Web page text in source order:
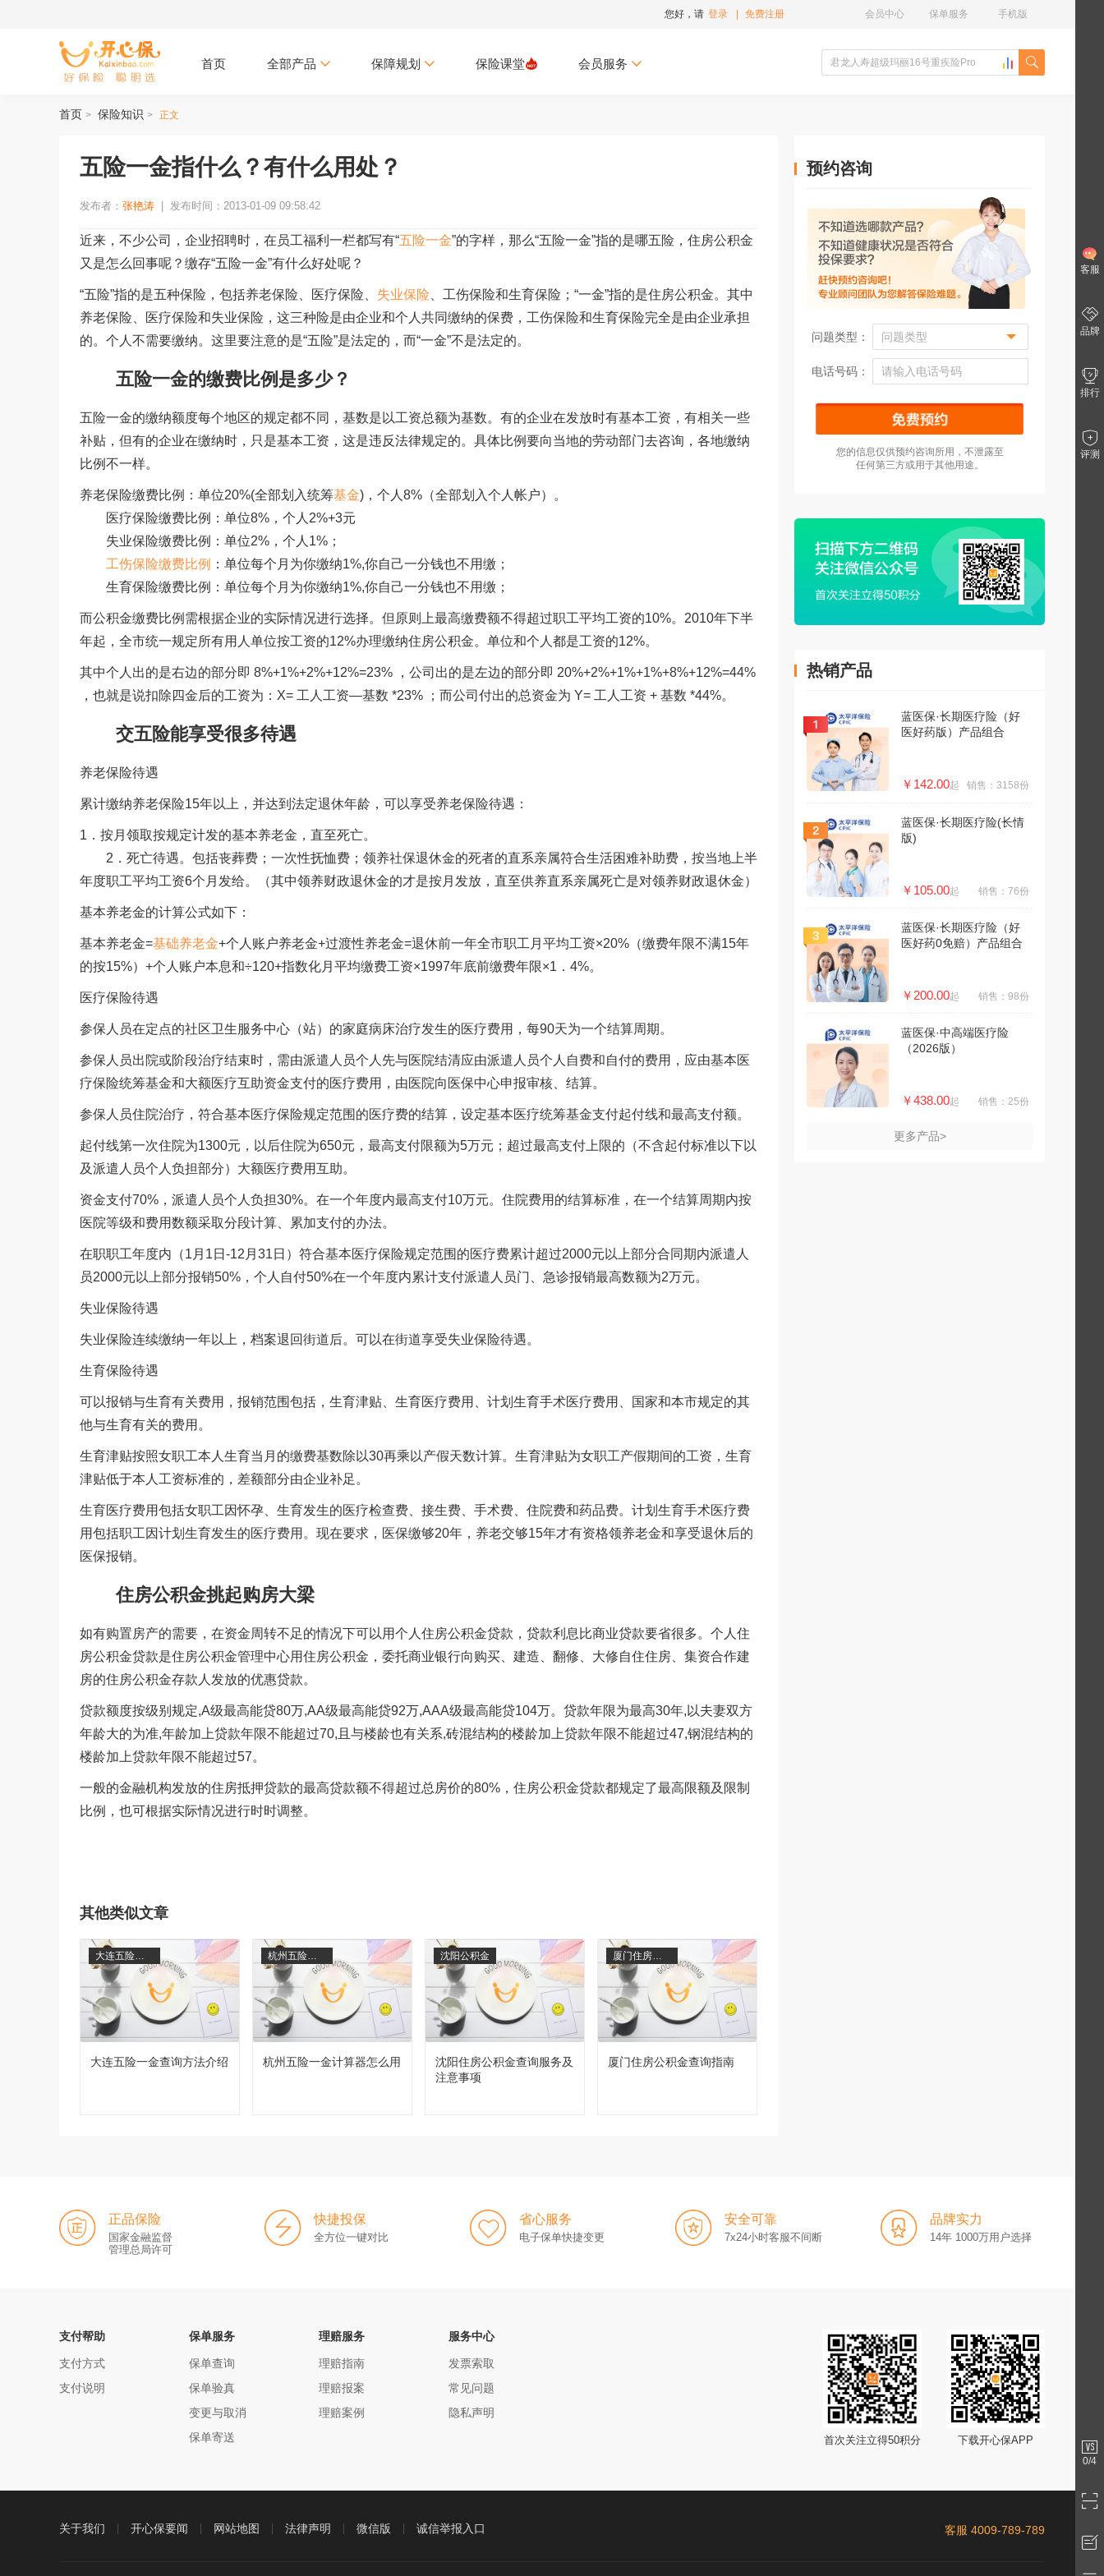
您好，请 登录 免费注册 手机版
保单服务
会员中心
首页 全部产品 保障规划 保险课堂 会员服务
首页 > 保险知识 > 正文
五险一金指什么？有什么用处？
发布者： 张艳涛 发布时间：2013-01-09 09:58:42
近来，不少公司，企业招聘时，在员工福利一栏都写有“五险一金”的字样，那么“五险一金”指的是哪五险，住房公积金
又是怎么回事呢？缴存“五险一金”有什么好处呢？
“五险”指的是五种保险，包括养老保险、医疗保险、 失业保险 、工伤保险和生育保险；“一金”指的是住房公积金。其中
养老保险、医疗保险和失业保险，这三种险是由企业和个人共同缴纳的保费，工伤保险和生育保险完全是由企业承担
的。个人不需要缴纳。这里要注意的是“五险”是法定的，而“一金”不是法定的。
五险一金的缴费比例是多少？
五险一金的缴纳额度每个地区的规定都不同，基数是以工资总额为基数。有的企业在发放时有基本工资，有相关一些
补贴，但有的企业在缴纳时，只是基本工资，这是违反法律规定的。具体比例要向当地的劳动部门去咨询，各地缴纳
比例不一样。
养老保险缴费比例：单位20%(全部划入统筹基金)，个人8%（全部划入个人帐户）。
医疗保险缴费比例：单位8%，个人2%+3元
失业保险缴费比例：单位2%，个人1%；
工伤保险缴费比例 ：单位每个月为你缴纳1%,你自己一分钱也不用缴；
生育保险缴费比例：单位每个月为你缴纳1%,你自己一分钱也不用缴；
而公积金缴费比例需根据企业的实际情况进行选择。但原则上最高缴费额不得超过职工平均工资的10%。2010年下半
年起，全市统一规定所有用人单位按工资的12%办理缴纳住房公积金。单位和个人都是工资的12%。
其中个人出的是右边的部分即 8%+1%+2%+12%=23% ，公司出的是左边的部分即 20%+2%+1%+1%+8%+12%=44%
，也就是说扣除四金后的工资为：X= 工人工资—基数 *23% ；而公司付出的总资金为 Y= 工人工资 + 基数 *44%。
交五险能享受很多待遇
养老保险待遇
累计缴纳养老保险15年以上，并达到法定退休年龄，可以享受养老保险待遇：
1．按月领取按规定计发的基本养老金，直至死亡。
2．死亡待遇。包括丧葬费；一次性抚恤费；领养社保退休金的死者的直系亲属符合生活困难补助费，按当地上半
年度职工平均工资6个月发给。（其中领养财政退休金的才是按月发放，直至供养直系亲属死亡是对领养财政退休金）
基本养老金的计算公式如下：
基本养老金=基础养老金+个人账户养老金+过渡性养老金=退休前一年全市职工月平均工资×20%（缴费年限不满15年
的按15%）+个人账户本息和÷120+指数化月平均缴费工资×1997年底前缴费年限×1．4%。
医疗保险待遇
参保人员在定点的社区卫生服务中心（站）的家庭病床治疗发生的医疗费用，每90天为一个结算周期。
参保人员出院或阶段治疗结束时，需由派遣人员个人先与医院结清应由派遣人员个人自费和自付的费用，应由基本医
疗保险统筹基金和大额医疗互助资金支付的医疗费用，由医院向医保中心申报审核、结算。
参保人员住院治疗，符合基本医疗保险规定范围的医疗费的结算，设定基本医疗统筹基金支付起付线和最高支付额。
起付线第一次住院为1300元，以后住院为650元，最高支付限额为5万元；超过最高支付上限的（不含起付标准以下以
及派遣人员个人负担部分）大额医疗费用互助。
资金支付70%，派遣人员个人负担30%。在一个年度内最高支付10万元。住院费用的结算标准，在一个结算周期内按
医院等级和费用数额采取分段计算、累加支付的办法。
在职职工年度内（1月1日-12月31日）符合基本医疗保险规定范围的医疗费累计超过2000元以上部分合同期内派遣人
员2000元以上部分报销50%，个人自付50%在一个年度内累计支付派遣人员门、急诊报销最高数额为2万元。
失业保险待遇
失业保险连续缴纳一年以上，档案退回街道后。可以在街道享受失业保险待遇。
生育保险待遇
可以报销与生育有关费用，报销范围包括，生育津贴、生育医疗费用、计划生育手术医疗费用、国家和本市规定的其
他与生育有关的费用。
生育津贴按照女职工本人生育当月的缴费基数除以30再乘以产假天数计算。生育津贴为女职工产假期间的工资，生育
津贴低于本人工资标准的，差额部分由企业补足。
生育医疗费用包括女职工因怀孕、生育发生的医疗检查费、接生费、手术费、住院费和药品费。计划生育手术医疗费
用包括职工因计划生育发生的医疗费用。现在要求，医保缴够20年，养老交够15年才有资格领养老金和享受退休后的
医保报销。
住房公积金挑起购房大梁
如有购置房产的需要，在资金周转不足的情况下可以用个人住房公积金贷款，贷款利息比商业贷款要省很多。个人住
房公积金贷款是住房公积金管理中心用住房公积金，委托商业银行向购买、建造、翻修、大修自住住房、集资合作建
房的住房公积金存款人发放的优惠贷款。
贷款额度按级别规定,A级最高能贷80万,AA级最高能贷92万,AAA级最高能贷104万。贷款年限为最高30年,以夫妻双方
年龄大的为准,年龄加上贷款年限不能超过70,且与楼龄也有关系,砖混结构的楼龄加上贷款年限不能超过47,钢混结构的
楼龄加上贷款年限不能超过57。
一般的金融机构发放的住房抵押贷款的最高贷款额不得超过总房价的80%，住房公积金贷款都规定了最高限额及限制
比例，也可根据实际情况进行时时调整。
其他类似文章
大连五险一金查询方法介绍
大连五险一金
杭州五险一金计算器怎么用
杭州五险一金
沈阳住房公积金查询服务及
注意事项
沈阳公积金
厦门住房公积金查询指南
厦门住房公积金
预约咨询
问题类型：
电话号码：
您的信息仅供预约咨询所用，不泄露至
任何第三方或用于其他用途。
热销产品
蓝医保·长期医疗险（好
医好药版）产品组合
￥142.00起 销售：3158份
蓝医保·长期医疗险(长情
版)
￥105.00起 销售：76份
蓝医保·长期医疗险（好
医好药0免赔）产品组合
￥200.00起 销售：98份
蓝医保·中高端医疗险
（2026版）
￥438.00起 销售：25份
更多产品>
正品保险
国家金融监督
管理总局许可
快捷投保
全方位一键对比
省心服务
电子保单快捷变更
安全可靠
7x24小时客服不间断
品牌实力
14年 1000万用户选择
支付帮助
支付方式
支付说明
保单服务
保单查询
保单验真
变更与取消
保单寄送
理赔服务
理赔指南
理赔报案
理赔案例
服务中心
发票索取
常见问题
隐私声明
首次关注立得50积分 下载开心保APP
关于我们 开心保要闻 网站地图 法律声明 微信版 诚信举报入口 客服 4009-789-789
客服
品牌
排行
评测
0/4